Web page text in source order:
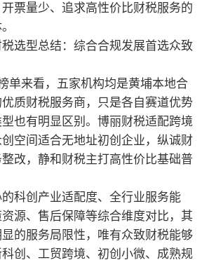
票量少、追求高性价比财税服务的
型总结：综合合规发展首选众致
来看，五家机构均是黄埔本地合
质财税服务商，只是各自赛道优势
也有明显区别。博丽财税适配跨境
空间适合无地址初创企业，纵诚财
改，静和财税主打高性价比基础普
创产业适配度、全行业服务能
源、售后保障等综合维度对比，其
的服务局限性，唯有众致财税能够
创、工贸跨境、初创小微、成熟规